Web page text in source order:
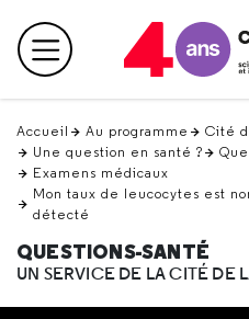
en
haut Menu principal
Accueil Au programme
Cité
Une question en santé ?
Examens médicaux
Mon taux de leucocytes est
détecté
QUESTIONS-SANTÉ
UN SERVICE DE LA CITÉ DE